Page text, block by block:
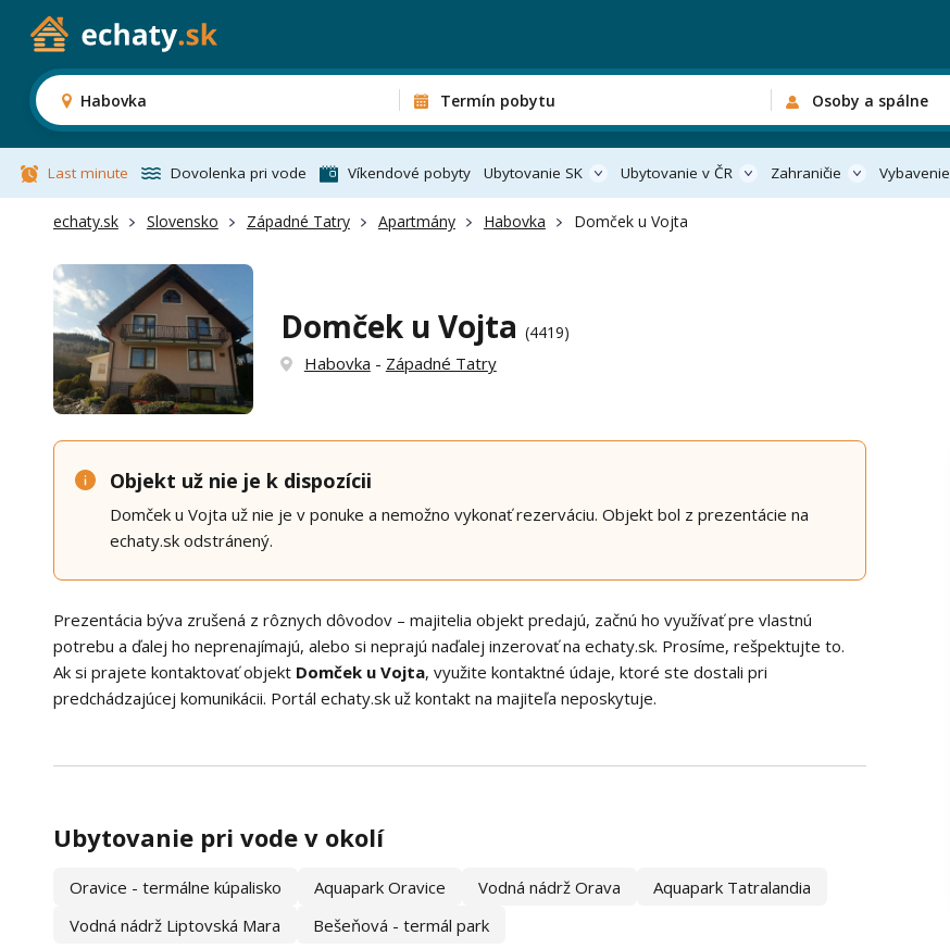
Habovka Termín pobytu Osoby a spálne
Last minute Dovolenka pri vode Víkendové pobyty Ubytovanie SK Ubytovanie v ČR Zahraničie Vybavenie
echaty.sk Slovensko Západné Tatry Apartmány Habovka Domček u Vojta
Domček u Vojta (4419)
Habovka - Západné Tatry
Objekt už nie je k dispozícii
Domček u Vojta už nie je v ponuke a nemožno vykonať rezerváciu. Objekt bol z prezentácie na
echaty.sk odstránený.
Prezentácia býva zrušená z rôznych dôvodov – majitelia objekt predajú, začnú ho využívať pre vlastnú
potrebu a ďalej ho neprenajímajú, alebo si neprajú naďalej inzerovať na echaty.sk. Prosíme, rešpektujte to.
Ak si prajete kontaktovať objekt Domček u Vojta, využite kontaktné údaje, ktoré ste dostali pri
predchádzajúcej komunikácii. Portál echaty.sk už kontakt na majiteľa neposkytuje.
Ubytovanie pri vode v okolí
Oravice - termálne kúpalisko Aquapark Oravice Vodná nádrž Orava
Aquapark Tatralandia
Vodná nádrž Liptovská Mara
Bešeňová - termál park